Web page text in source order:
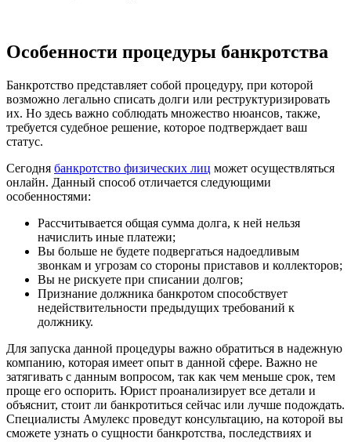
Особенности процедуры банкротства
Банкротство представляет собой процедуру, при которой
возможно легально списать долги или реструктуризировать
их. Но здесь важно соблюдать множество нюансов, также,
требуется судебное решение, которое подтверждает ваш
статус.
Сегодня банкротство физических лиц может осуществляться
онлайн. Данный способ отличается следующими
особенностями:
Рассчитывается общая сумма долга, к ней нельзя
начислить иные платежи;
Вы больше не будете подвергаться надоедливым
звонкам и угрозам со стороны приставов и коллекторов;
Вы не рискуете при списании долгов;
Признание должника банкротом способствует
недействительности предыдущих требований к
должнику.
Для запуска данной процедуры важно обратиться в надежную
компанию, которая имеет опыт в данной сфере. Важно не
затягивать с данным вопросом, так как чем меньше срок, тем
проще его оспорить. Юрист проанализирует все детали и
объяснит, стоит ли банкротиться сейчас или лучше подождать.
Специалисты Амулекс проведут консультацию, на которой вы
сможете узнать о сущности банкротства, последствиях и